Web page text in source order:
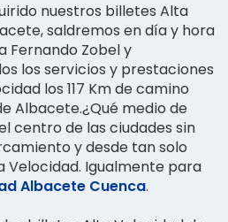
nuestros billetes Alta
saldremos en día y hora
Fernando Zobel y
los servicios y prestaciones
los 117 Km de camino
Albacete.¿Qué medio de
centro de las ciudades sin
y desde tan solo
Velocidad. Igualmente para
Albacete Cuenca.